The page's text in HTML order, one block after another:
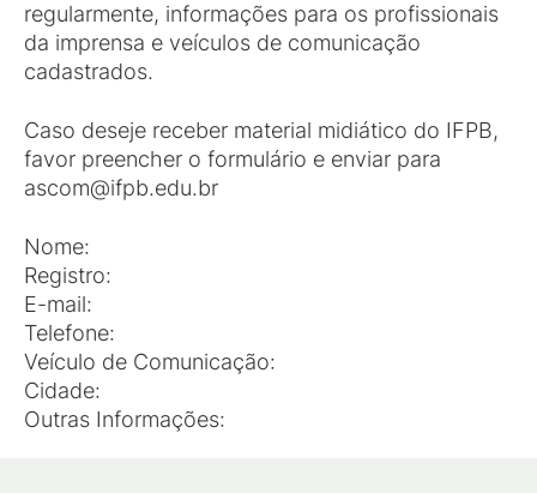
regularmente, informações para os profissionais
da imprensa e veículos de comunicação
cadastrados.
Caso deseje receber material midiático do IFPB,
favor preencher o formulário e enviar para
ascom@ifpb.edu.br
Nome:
Registro:
E-mail:
Telefone:
Veículo de Comunicação:
Cidade:
Outras Informações: